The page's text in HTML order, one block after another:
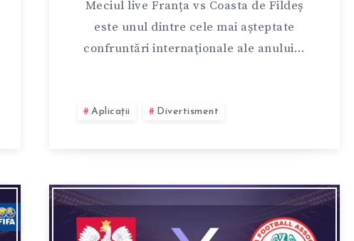
Meciul live Franța vs Coasta de Fildeș
este unul dintre cele mai așteptate
confruntări internaționale ale anului…
Aplicații Divertisment